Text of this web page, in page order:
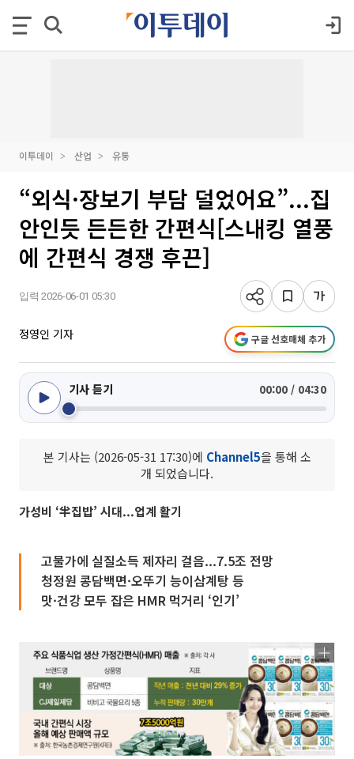
이투데이 산업 유통
“외식·장보기 부담 덜었어요”...집
안인듯 든든한 간편식[스내킹 열풍
에 간편식 경쟁 후끈]
입력 2026-06-01 05:30
정영인 기자 구글 선호매체 추가
기사 듣기 00:00 / 04:30
본 기사는 (2026-05-31 17:30)에 Channel5을 통해 소
개 되었습니다.
가성비 ‘半집밥’ 시대...업계 활기
고물가에 실질소득 제자리 걸음...7.5조 전망
청정원 콩담백면·오뚜기 능이삼계탕 등
맛·건강 모두 잡은 HMR 먹거리 ‘인기’